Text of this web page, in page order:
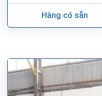
Hàng có sẵn